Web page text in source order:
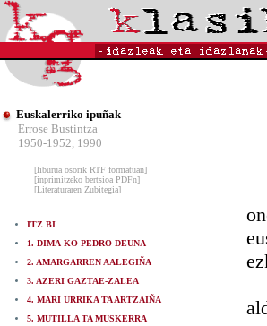
Euskalerriko ipuñak
Errose Bustintza
1950-1952, 1990
[liburua osorik RTF formatuan]
[inprimitzeko bertsioa PDFn]
[Literaturaren Zubitegia]
ITZ BI
1. DIMA-KO PEDRO DEUNA
2. AMARGARREN AALEGIÑA
3. AZERI GAZTAE-ZALEA
4. MARI URRIKA TA ARTZAIÑA
5. MUTILLA TA MUSKERRA